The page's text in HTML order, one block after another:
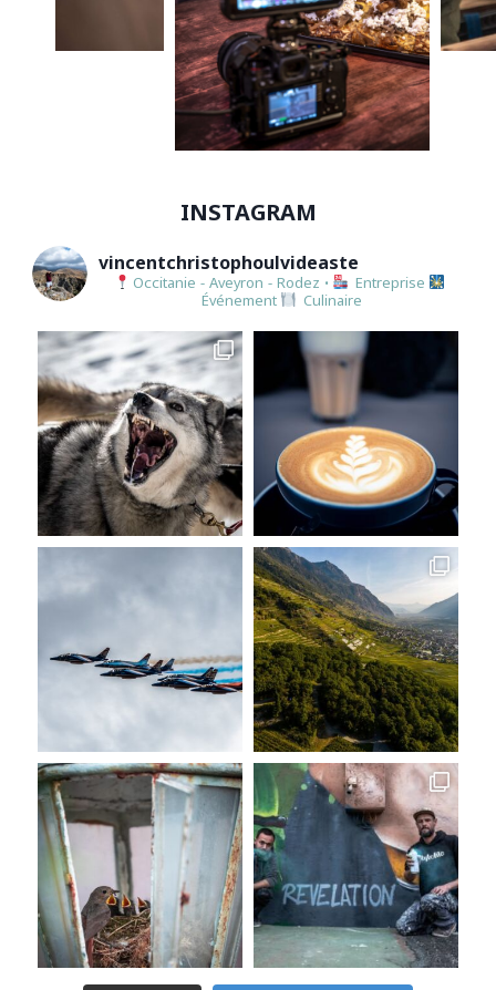
INSTAGRAM
vincentchristophoulvideaste
Occitanie - Aveyron - Rodez •
Entreprise
Événement
Culinaire